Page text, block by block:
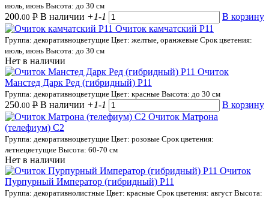
июль, июнь Высота: до 30 см
200.00 Р В наличии +1-1
В корзину
Очиток камчатский Р11
Группа: декоративноцветущие Цвет: желтые, оранжевые Срок цветения:
июль, июнь Высота: до 30 см
Нет в наличии
Очиток
Манстед Дарк Ред (гибридный) Р11
Группа: декоративноцветущие Цвет: красные Высота: до 30 см
250.00 Р В наличии +1-1
В корзину
Очиток Матрона
(телефиум) С2
Группа: декоративноцветущие Цвет: розовые Срок цветения:
летнецветущие Высота: 60-70 см
Нет в наличии
Очиток
Пурпурный Император (гибридный) Р11
Группа: декоративнолистные Цвет: красные Срок цветения: август Высота: